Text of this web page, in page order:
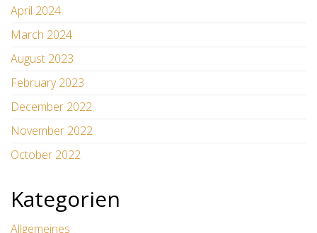
April 2024
March 2024
August 2023
February 2023
December 2022
November 2022
October 2022
Kategorien
Allgemeines